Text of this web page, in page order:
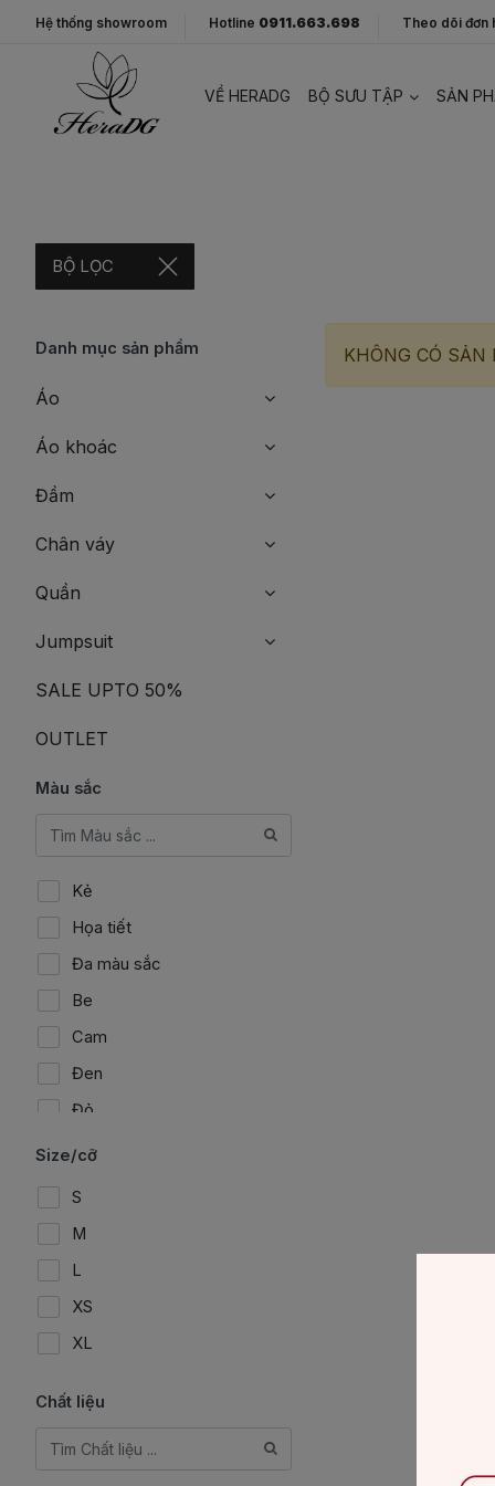
Hệ thống showroom Hotline 0911.663.698 Theo dõi đơn
VỀ HERADG BỘ SƯU TẬP SẢN
BỘ LỌC
Danh mục sản phẩm
Áo
Áo khoác
Đầm
Chân váy
Quần
Jumpsuit
SALE UPTO 50%
OUTLET
Màu sắc
Kẻ
Họa tiết
Đa màu sắc
Be
Cam
Đen
Đỏ
Ghi
Xanh
Size/cỡ
S
M
L
XS
XL
Chất liệu
KHÔNG CÓ